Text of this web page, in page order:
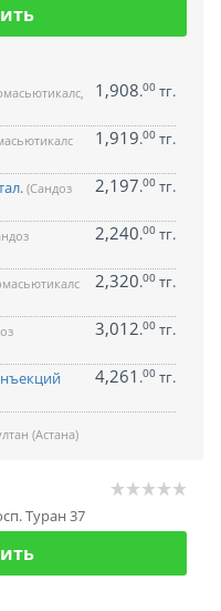
1,908.00 тг.
1,919.00 тг.
(Сандоз
2,197.00 тг.
2,240.00 тг.
2,320.00 тг.
3,012.00 тг.
4,261 .00 тг.
(Астана)
Туран 37